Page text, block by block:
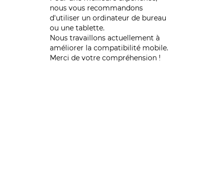
nous vous recommandons
d'utiliser un ordinateur de bureau
ou une tablette.
Nous travaillons actuellement à
améliorer la compatibilité mobile.
Merci de votre compréhension !